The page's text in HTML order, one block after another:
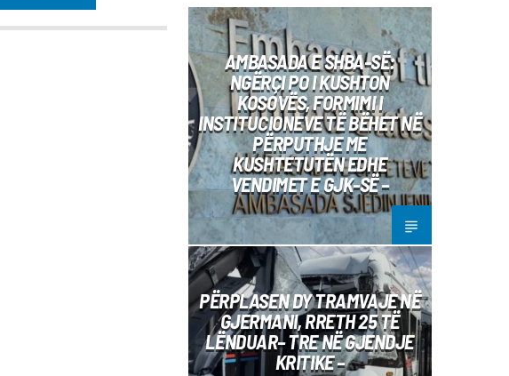
AMBASADA E SHBA-SË:
NGËRÇI PO I KUSHTON
KOSOVËS, FORMIMI I
INSTITUCIONEVE TË BËHET NË
PËRPUTHJE ME
KUSHTETUTËN EDHE
VENDIMET E GJK-SË –
PËRPLASEN DY TRAMVAJE NË
GJERMANI, RRETH 25 TË
LËNDUAR– TRE NË GJENDJE
KRITIKE –